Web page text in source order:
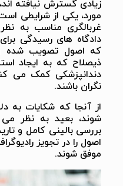
زیادی گسترش نیافته
مورد، یکی از شرایطی
غربالگری مناسب به
دادگاه های رسیدگی
که اصول تصویب شده
ذیصلاح که به ایجاد
دندانپزشکی کمک می
نگران باشند.
از آنجا که شکایات به
شوند، بعید به نظر
بررسی بالینی کامل و
اصول را در تجویز
موفق شوند.